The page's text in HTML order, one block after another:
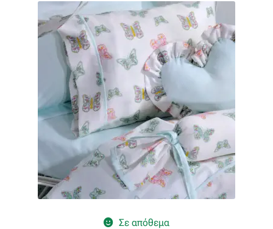
Επικοινωνία
Επιστροφές
Η εταιρεία μας
Θάλασσα
Κατάστημα
Σε απόθεμα